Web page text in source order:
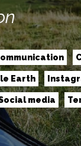
Earth
media